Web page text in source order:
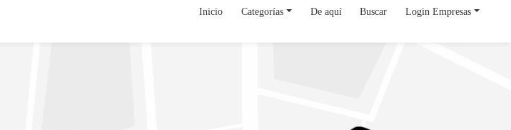
Inicio Categorías De aquí Buscar Login Empresas